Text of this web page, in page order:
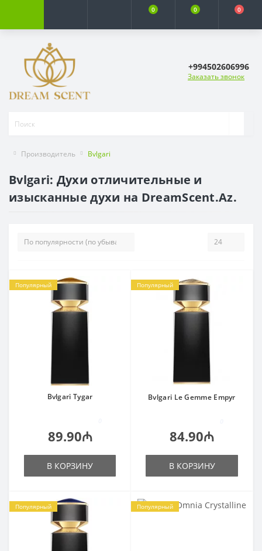
0 0 0
+994502606996
Заказать звонок
Производитель Bvlgari
Bvlgari: Духи отличительные и
изысканные духи на DreamScent.Az.
Популярный
Bvlgari Tygar
89.90₼
В КОРЗИНУ
Популярный
Bvlgari Le Gemme Empyr
84.90₼
В КОРЗИНУ
Популярный Популярный